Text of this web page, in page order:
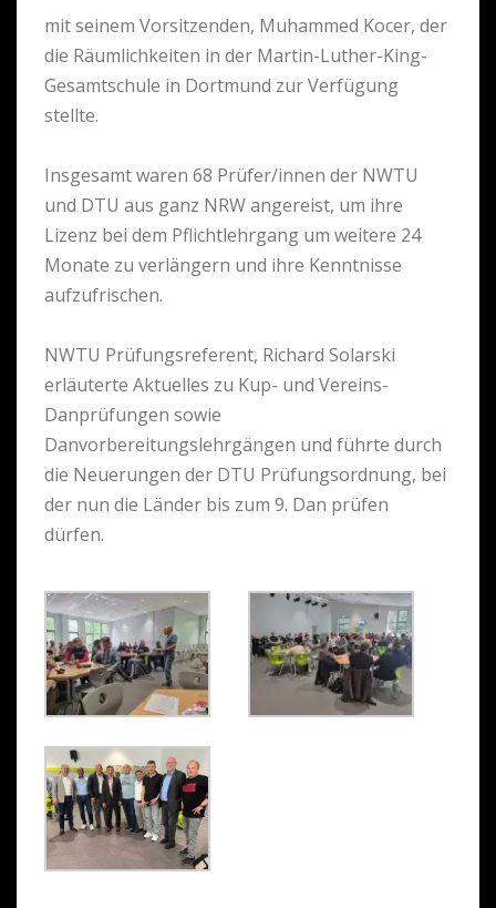
mit seinem Vorsitzenden, Muhammed Kocer, der
die Räumlichkeiten in der Martin-Luther-King-
Gesamtschule in Dortmund zur Verfügung
stellte.
Insgesamt waren 68 Prüfer/innen der NWTU
und DTU aus ganz NRW angereist, um ihre
Lizenz bei dem Pflichtlehrgang um weitere 24
Monate zu verlängern und ihre Kenntnisse
aufzufrischen.
NWTU Prüfungsreferent, Richard Solarski
erläuterte Aktuelles zu Kup- und Vereins-
Danprüfungen sowie
Danvorbereitungslehrgängen und führte durch
die Neuerungen der DTU Prüfungsordnung, bei
der nun die Länder bis zum 9. Dan prüfen
dürfen.